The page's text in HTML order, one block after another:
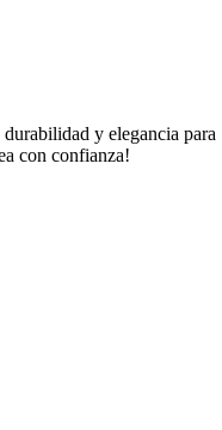
y elegancia para
con confianza!